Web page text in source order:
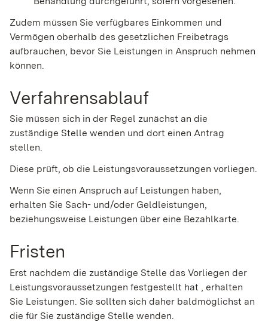
Zudem müssen Sie verfügbares Einkommen und
Vermögen oberhalb des gesetzlichen Freibetrags
aufbrauchen, bevor Sie Leistungen in Anspruch nehmen
können.
Verfahrensablauf
Sie müssen sich in der Regel zunächst an die
zuständige Stelle wenden und dort einen Antrag
stellen.
Diese prüft, ob die Leistungsvoraussetzungen vorliegen.
Wenn Sie einen Anspruch auf Leistungen haben,
erhalten Sie Sach- und/oder Geldleistungen,
beziehungsweise Leistungen über eine Bezahlkarte.
Fristen
Erst nachdem die zuständige Stelle das Vorliegen der
Leistungsvoraussetzungen festgestellt hat , erhalten
Sie Leistungen. Sie sollten sich daher baldmöglichst an
die für Sie zuständige Stelle wenden.